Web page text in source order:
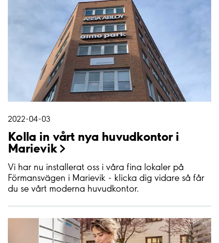
2022-04-03
Kolla in vårt nya huvudkontor i
Marievik
Vi har nu installerat oss i våra fina lokaler på
Förmansvägen i Marievik - klicka dig vidare så får
du se vårt moderna huvudkontor.